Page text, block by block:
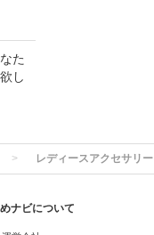
た
し
レディースアクセサリー
ナビについて